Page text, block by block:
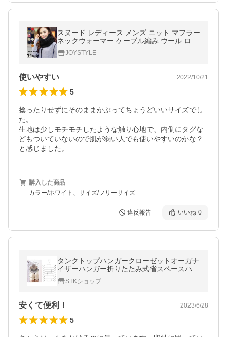
スヌード レディース メンズ ニット マフラー
ネックウォーマー ケーブル編み ウール ロン
グ 冬 かわいい 厚手 ボリューム 洗える おし
ゃれJOYSTYLE
使いやすい 2022/10/21
5
捻ったりせずにそのままかぶってちょうどいいサイズでし
た。
生地は少しモチモチしたような触り心地で、内側にタグな
どもついていないので肌が弱い人でも使いやすいのかな？
と感じました。
購入した商品
カラー/ホワイト、サイズ/フリーサイズ
違反報告 いいね 0
タンクトップハンガークローゼットオーガナ
イザーハンガー折りたたみ式省スペースハン
ガーブラック
STKショップ
安くて便利！ 2023/6/28
5